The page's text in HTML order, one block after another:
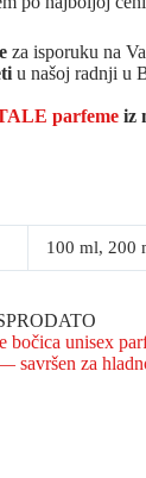
za isporuku na
u našoj radnji u
parfeme iz
100 ml, 200